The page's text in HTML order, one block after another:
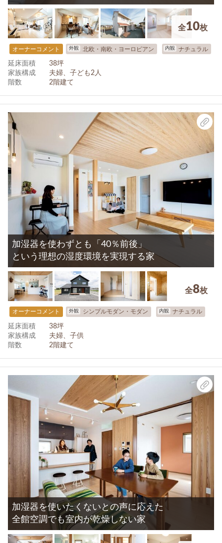
全10枚
オーナーコメント 外観 北欧・南欧・ヨーロピアン 内観 ナチュラル
延床面積
38坪
家族構成
夫婦、子ども2人
階数
2階建て
加湿器を使わずとも「40％前後」
という理想の湿度環境を実現する家
全8枚
オーナーコメント 外観 シンプルモダン・モダン 内観 ナチュラル
延床面積
38坪
家族構成
夫婦、子供
階数
2階建て
加湿器を使いたくないとの声に応えた
全館空調でも室内が乾燥しない家